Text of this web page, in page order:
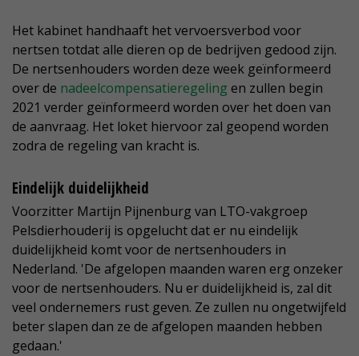
Het kabinet handhaaft het vervoersverbod voor
nertsen totdat alle dieren op de bedrijven gedood zijn.
De nertsenhouders worden deze week geïnformeerd
over de nadeelcompensatieregeling en zullen begin
2021 verder geïnformeerd worden over het doen van
de aanvraag. Het loket hiervoor zal geopend worden
zodra de regeling van kracht is.
Eindelijk duidelijkheid
Voorzitter Martijn Pijnenburg van LTO-vakgroep
Pelsdierhouderij is opgelucht dat er nu eindelijk
duidelijkheid komt voor de nertsenhouders in
Nederland. 'De afgelopen maanden waren erg onzeker
voor de nertsenhouders. Nu er duidelijkheid is, zal dit
veel ondernemers rust geven. Ze zullen nu ongetwijfeld
beter slapen dan ze de afgelopen maanden hebben
gedaan.'